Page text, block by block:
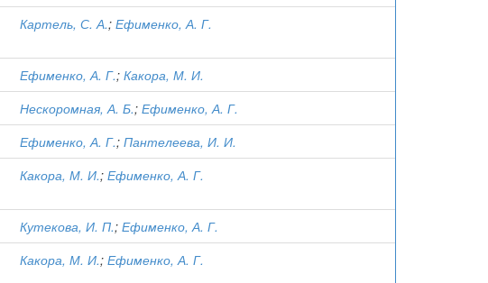
Картель, С. А.; Ефименко, А. Г.
Ефименко, А. Г.; Какора, М. И.
Нескоромная, А. Б.; Ефименко, А. Г.
Ефименко, А. Г.; Пантелеева, И. И.
Какора, М. И.; Ефименко, А. Г.
Кутекова, И. П.; Ефименко, А. Г.
Какора, М. И.; Ефименко, А. Г.